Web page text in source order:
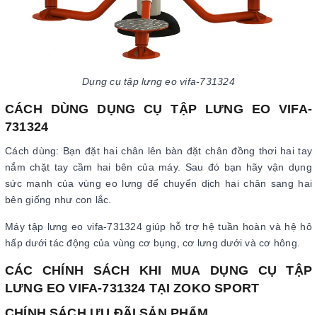
Dụng cụ tập lưng eo vifa-731324
CÁCH DÙNG DỤNG CỤ TẬP LƯNG EO VIFA-
731324
Cách dùng: Bạn đặt hai chân lên bàn đặt chân đồng thơi hai tay
nắm chặt tay cầm hai bên của máy. Sau đó bạn hãy vận dụng
sức mạnh của vùng eo lưng để chuyển dịch hai chân sang hai
bên giống như con lắc.
Máy tập lưng eo vifa-731324 giúp hỗ trợ hệ tuần hoàn và hệ hô
hấp dưới tác động của vùng cơ bụng, cơ lưng dưới và cơ hông.
CÁC CHÍNH SÁCH KHI MUA DỤNG CỤ TẬP
LƯNG EO VIFA-731324 TẠI ZOKO SPORT